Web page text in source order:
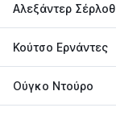
Αλεξάντερ Σέρλοθ
Κούτσο Ερνάντες
Ούγκο Ντούρο